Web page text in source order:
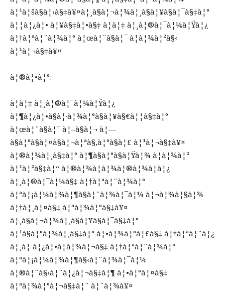
à¦¹à¦šà§à¦›à§‡à¥¤à¦¸à§à¦¬à¦¾à¦¸à§à¦¥à§à¦¯à§‡à¦°
à¦¦à¦¿à¦• à¦¥à§‡à¦•à§‡ à¦à¦‡ à¦¸à¦®à¦¯à¦¼à¦Ÿà¦¿
à¦†à¦ªà¦¨à¦¾à¦° à¦œà¦¨à§à¦¯ à¦­à¦¾à¦²à§‹
à¦¹à¦¬à§‡à¥¤
à¦®à¦•à¦°:
à¦à¦‡ à¦¸à¦®à¦¯à¦¼à¦Ÿà¦¿
à¦¶à¦¿à¦•à§à¦·à¦¾à¦°à§à¦¥à§€à¦¦à§‡à¦°
à¦œà¦¨à§à¦¯ à¦–à§à¦¬ à¦—
à§à¦°à§à¦¤à§à¦¬à¦ªà§‚à¦°à§à¦£ à¦¹à¦¬à§‡à¥¤
à¦®à¦¾à¦¸à§‡à¦° à¦¶à§à¦°à§à¦Ÿà¦¾ à¦­à¦¾à¦²
à¦¹à¦²à§‡à¦“ à¦®à¦¾à¦à¦¾à¦®à¦¾à¦à¦¿
à¦¸à¦®à¦¯à¦¼à§‡ à¦†à¦ªà¦¨à¦¾à¦°
à¦ªà¦¡à¦¼à¦¾à¦¶à§à¦¨à¦¾à¦¯à¦¼ à¦¬à¦¾à¦§à¦¾
à¦†à¦¸à¦¤à§‡ à¦ªà¦¾à¦°à§‡à¥¤
à¦¸à§à¦¬à¦¾à¦¸à§à¦¥à§à¦¯à§‡à¦°
à¦¹à§à¦°à¦¾à¦¸à§‡à¦° à¦•à¦¾à¦°à¦£à§‡ à¦†à¦ªà¦¨à¦¿
à¦¸à¦ à¦¿à¦•à¦­à¦¾à¦¬à§‡ à¦†à¦ªà¦¨à¦¾à¦°
à¦ªà¦¡à¦¼à¦¾à¦¶à§‹à¦¨à¦¾à¦¯à¦¼
à¦®à¦¨à§‹à¦¨à¦¿à¦¬à§‡à¦¶ à¦•à¦°à¦¤à§‡
à¦ªà¦¾à¦°à¦¬à§‡à¦¨ à¦¨à¦¾à¥¤